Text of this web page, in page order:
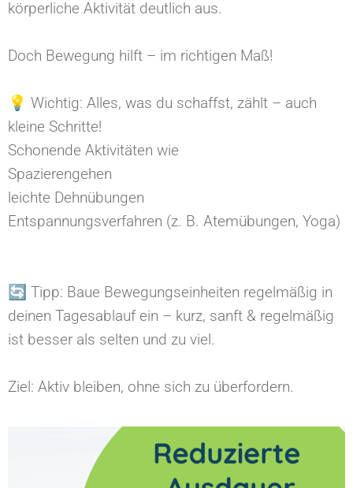
körperliche Aktivität deutlich aus.⁠
Doch Bewegung hilft – im richtigen Maß!⁠
💡 Wichtig: Alles, was du schaffst, zählt – auch
kleine Schritte!⁠
Schonende Aktivitäten wie⁠
Spazierengehen⁠
leichte Dehnübungen⁠
Entspannungsverfahren (z. B. Atemübungen, Yoga)⁠
🔄 Tipp: Baue Bewegungseinheiten regelmäßig in
deinen Tagesablauf ein – kurz, sanft & regelmäßig
ist besser als selten und zu viel.⁠
Ziel: Aktiv bleiben, ohne sich zu überfordern.